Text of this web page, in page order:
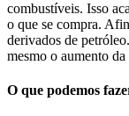
combustíveis. Isso
o que se compra.
derivados de
mesmo o aumento
O que podemos